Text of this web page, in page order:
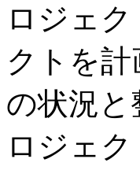
ロジェ
クトを
の状況
ロジェ